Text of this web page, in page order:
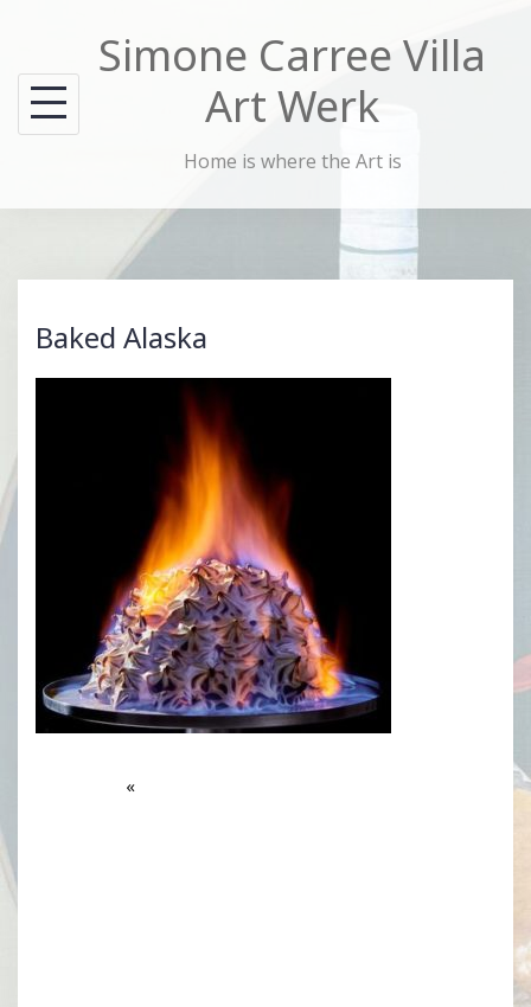
content
Simone Carree Villa
Art Werk
Home is where the Art is
Baked Alaska